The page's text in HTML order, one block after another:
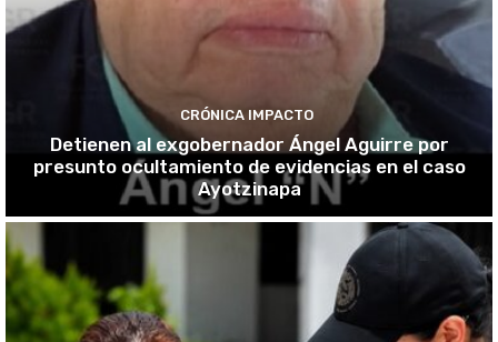
CRÓNICA IMPACTO
Detienen al exgobernador Ángel Aguirre por
presunto ocultamiento de evidencias en el caso
Ayotzinapa